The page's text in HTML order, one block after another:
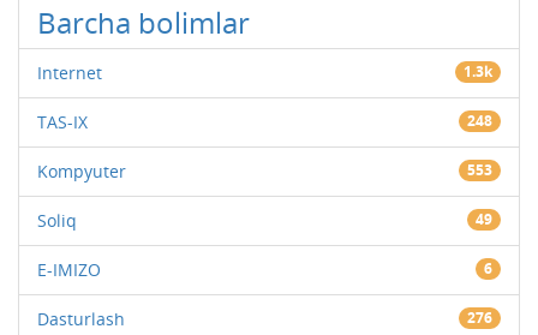
Barcha bolimlar
Internet 1.3k
TAS-IX 248
Kompyuter 553
Soliq 49
E-IMIZO 6
Dasturlash 276